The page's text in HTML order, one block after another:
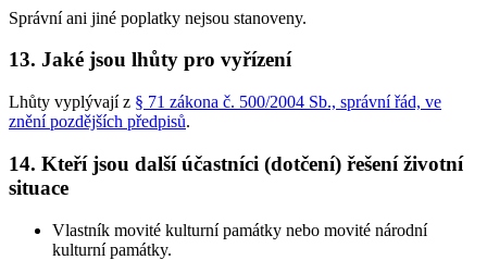
Správní ani jiné poplatky nejsou stanoveny.
13. Jaké jsou lhůty pro vyřízení
Lhůty vyplývají z § 71 zákona č. 500/2004 Sb., správní řád, ve
znění pozdějších předpisů.
14. Kteří jsou další účastníci (dotčení) řešení životní
situace
Vlastník movité kulturní památky nebo movité národní
kulturní památky.